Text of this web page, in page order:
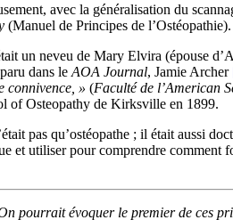
avec la généralisation du
(Manuel de Principes de l’Ostéopathie).
un neveu de Mary Elvira (épouse
dans le AOA Journal, Jamie Archer
connivence, » (Faculté de l’American
of Osteopathy de Kirksville en 1899.
pas qu’ostéopathe ; il était aussi
et utiliser pour comprendre comment
pourrait évoquer le premier de ces